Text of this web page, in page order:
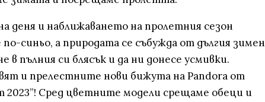
деня и наближаването на пролетния сезон
синьо, а природата се събужда от дългия зимен
в пълния си блясък и да ни донесе усмивки.
и прелестните нови бижута на Pandora от
2023”! Сред цветните модели срещаме обеци и